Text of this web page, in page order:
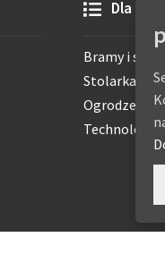
Dla
Bramy i
Stolarka dla
Ogrodzenia